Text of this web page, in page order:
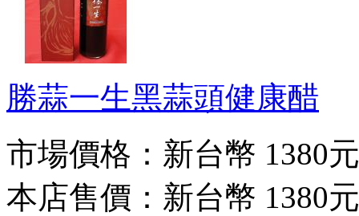
勝蒜一生黑蒜頭健康醋
市場價格： 新台幣 1380元
本店售價： 新台幣 1380元